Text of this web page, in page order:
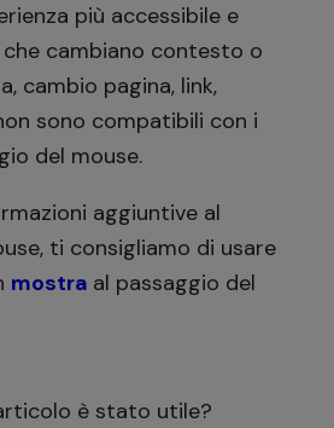
più accessibile e
cambiano contesto o
cambio pagina, link,
sono compatibili con i
del mouse.
aggiuntive al
ti consigliamo di usare
mostra al passaggio del
è stato utile?